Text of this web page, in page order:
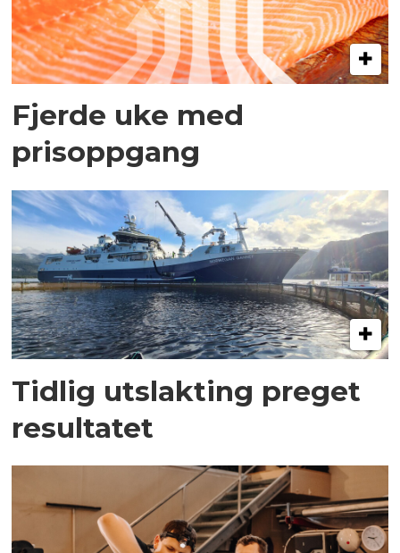
Fjerde uke med
prisoppgang
Tidlig utslakting preget
resultatet